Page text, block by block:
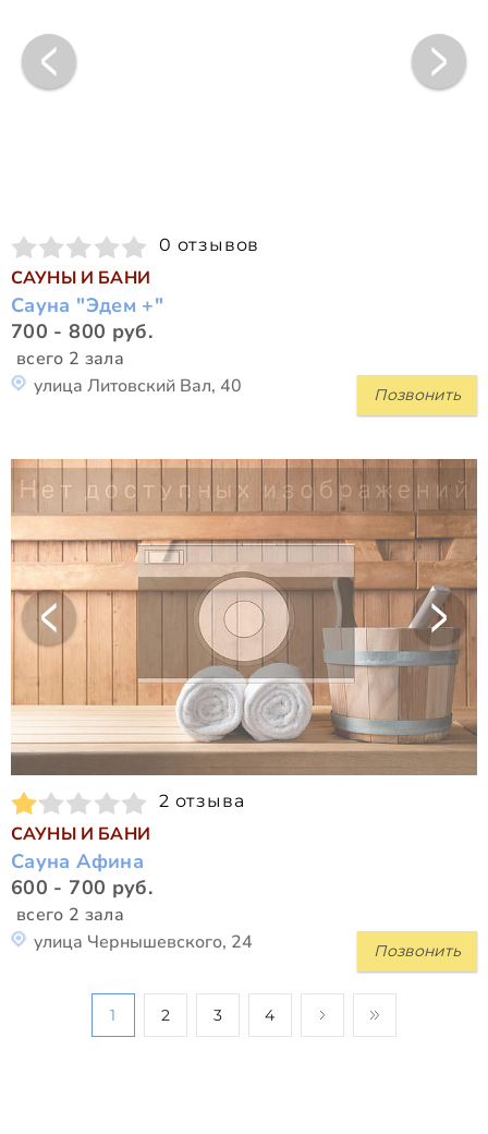
0 отзывов
САУНЫ И БАНИ
Сауна "Эдем +"
700 - 800 руб.
всего 2 зала
Позвонить
улица Литовский Вал, 40
2 отзыва
САУНЫ И БАНИ
Сауна Афина
600 - 700 руб.
всего 2 зала
Позвонить
улица Чернышевского, 24
1 2 3 4